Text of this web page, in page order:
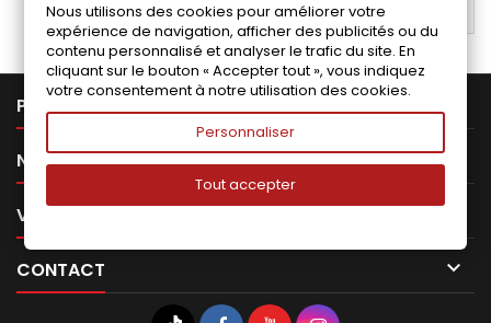
RETOUR EN HAUT
PRODUITS
NOTRE SOCIÉTÉ 
VOTRE COMPTE 
CONTACT 
Nous utilisons des cookies pour améliorer votre
expérience de navigation, afficher des publicités ou du
contenu personnalisé et analyser le trafic du site. En
cliquant sur le bouton « Accepter tout », vous indiquez
votre consentement à notre utilisation des cookies.
Personnaliser
Tout accepter